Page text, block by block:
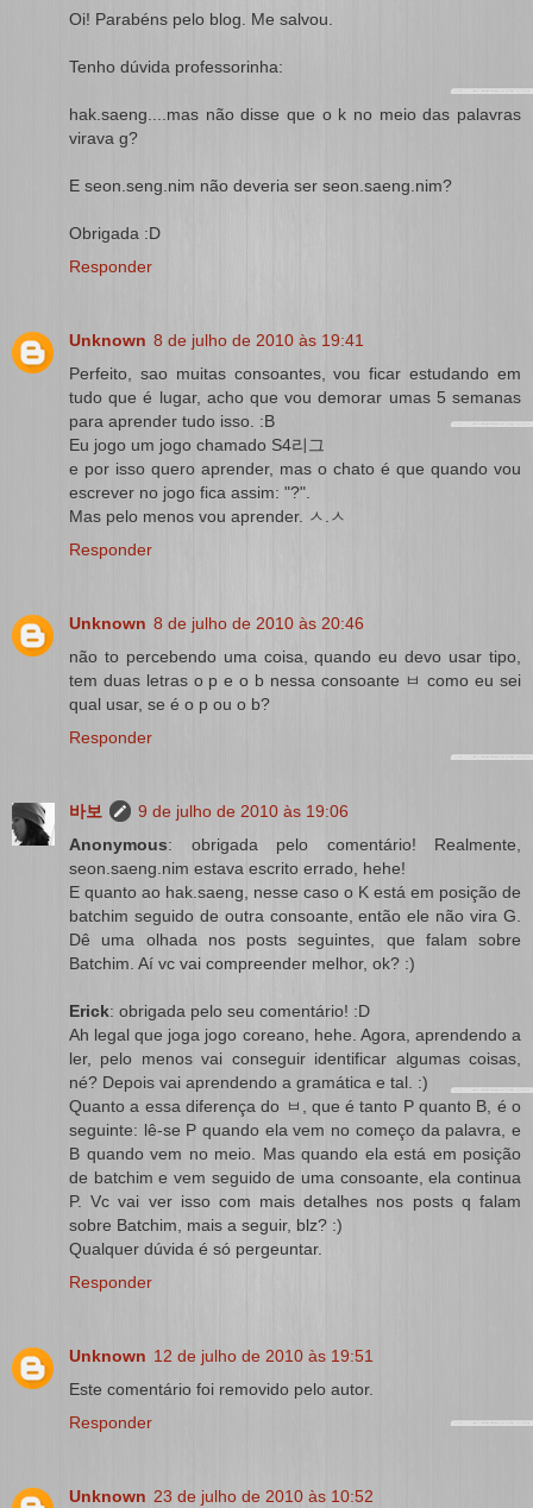
Oi! Parabéns pelo blog. Me salvou.
Tenho dúvida professorinha:
hak.saeng....mas não disse que o k no meio das palavras
virava g?
E seon.seng.nim não deveria ser seon.saeng.nim?
Obrigada :D
Responder
Unknown 8 de julho de 2010 às 19:41
Perfeito, sao muitas consoantes, vou ficar estudando em
tudo que é lugar, acho que vou demorar umas 5 semanas
para aprender tudo isso. :B
Eu jogo um jogo chamado S4리그
e por isso quero aprender, mas o chato é que quando vou
escrever no jogo fica assim: "?".
Mas pelo menos vou aprender. ㅅ.ㅅ
Responder
Unknown 8 de julho de 2010 às 20:46
não to percebendo uma coisa, quando eu devo usar tipo,
tem duas letras o p e o b nessa consoante ㅂ como eu sei
qual usar, se é o p ou o b?
Responder
바보
9 de julho de 2010 às 19:06
Anonymous: obrigada pelo comentário! Realmente,
seon.saeng.nim estava escrito errado, hehe!
E quanto ao hak.saeng, nesse caso o K está em posição de
batchim seguido de outra consoante, então ele não vira G.
Dê uma olhada nos posts seguintes, que falam sobre
Batchim. Aí vc vai compreender melhor, ok? :)
Erick: obrigada pelo seu comentário! :D
Ah legal que joga jogo coreano, hehe. Agora, aprendendo a
ler, pelo menos vai conseguir identificar algumas coisas,
né? Depois vai aprendendo a gramática e tal. :)
Quanto a essa diferença do ㅂ, que é tanto P quanto B, é o
seguinte: lê-se P quando ela vem no começo da palavra, e
B quando vem no meio. Mas quando ela está em posição
de batchim e vem seguido de uma consoante, ela continua
P. Vc vai ver isso com mais detalhes nos posts q falam
sobre Batchim, mais a seguir, blz? :)
Qualquer dúvida é só pergeuntar.
Responder
Unknown 12 de julho de 2010 às 19:51
Este comentário foi removido pelo autor.
Responder
Unknown 23 de julho de 2010 às 10:52